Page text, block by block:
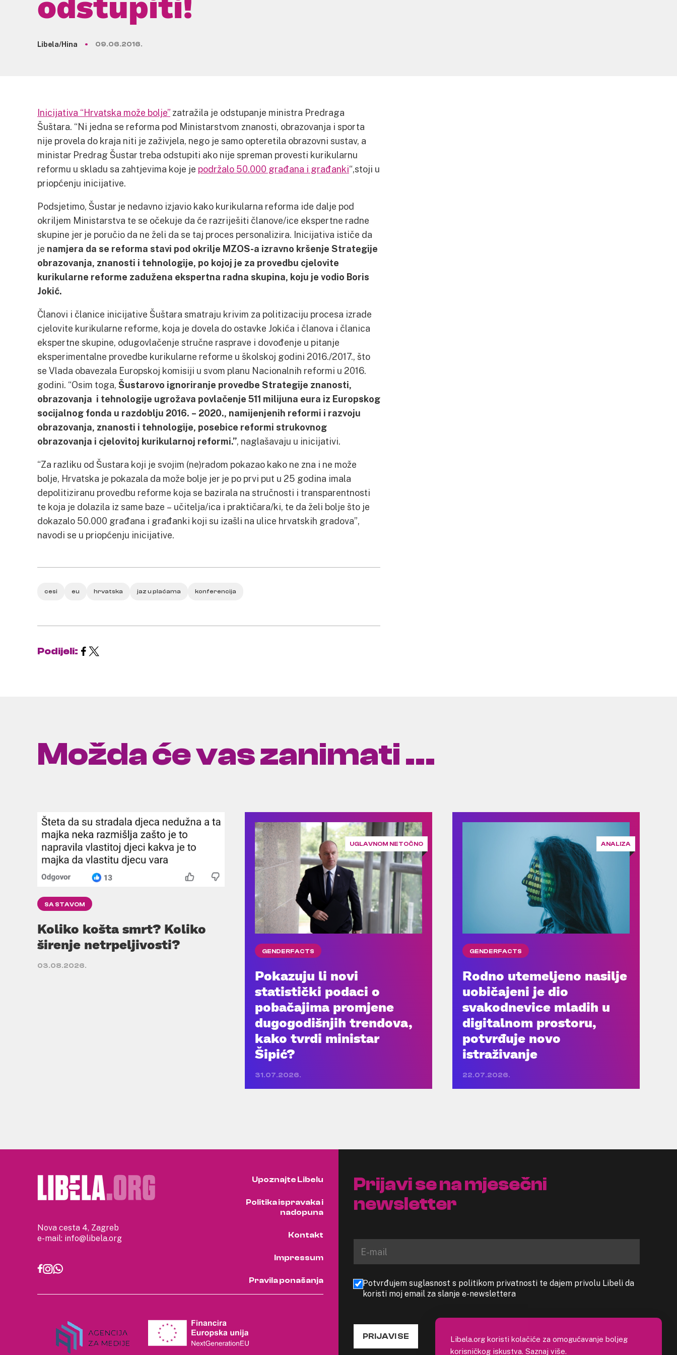
Libela/Hina 09.06.2016.
Inicijativa “Hrvatska može bolje” zatražila je odstupanje ministra Predraga
Šuštara. “Ni jedna se reforma pod Ministarstvom znanosti, obrazovanja i sporta
nije provela do kraja niti je zaživjela, nego je samo opteretila obrazovni sustav, a
ministar Predrag Šustar treba odstupiti ako nije spreman provesti kurikularnu
reformu u skladu sa zahtjevima koje je podržalo 50.000 građana i građanki“,stoji u
priopćenju inicijative.
Podsjetimo, Šustar je nedavno izjavio kako kurikularna reforma ide dalje pod
okriljem Ministarstva te se očekuje da će razriješiti članove/ice ekspertne radne
skupine jer je poručio da ne želi da se taj proces personalizira. Inicijativa ističe da
je namjera da se reforma stavi pod okrilje MZOS-a izravno kršenje Strategije
obrazovanja, znanosti i tehnologije, po kojoj je za provedbu cjelovite
kurikularne reforme zadužena ekspertna radna skupina, koju je vodio Boris
Jokić.
Članovi i članice inicijative Šuštara smatraju krivim za politizaciju procesa izrade
cjelovite kurikularne reforme, koja je dovela do ostavke Jokića i članova i članica
ekspertne skupine, odugovlačenje stručne rasprave i dovođenje u pitanje
eksperimentalne provedbe kurikularne reforme u školskoj godini 2016./2017., što
se Vlada obavezala Europskoj komisiji u svom planu Nacionalnih reformi u 2016.
godini. “Osim toga, Šustarovo ignoriranje provedbe Strategije znanosti,
obrazovanja i tehnologije ugrožava povlačenje 511 milijuna eura iz Europskog
socijalnog fonda u razdoblju 2016. – 2020., namijenjenih reformi i razvoju
obrazovanja, znanosti i tehnologije, posebice reformi strukovnog
obrazovanja i cjelovitoj kurikularnoj reformi.”, naglašavaju u inicijativi.
“Za razliku od Šustara koji je svojim (ne)radom pokazao kako ne zna i ne može
bolje, Hrvatska je pokazala da može bolje jer je po prvi put u 25 godina imala
depolitiziranu provedbu reforme koja se bazirala na stručnosti i transparentnosti
te koja je dolazila iz same baze – učitelja/ica i praktičara/ki, te da želi bolje što je
dokazalo 50.000 građana i građanki koji su izašli na ulice hrvatskih gradova”,
navodi se u priopćenju inicijative.
cesi eu hrvatska jaz u plaćama konferencija
Podijeli:
Možda će vas zanimati ...
SA STAVOM
Koliko košta smrt? Koliko
širenje netrpeljivosti?
03.08.2026.
UGLAVNOM NETOČNO
GENDERFACTS
Pokazuju li novi
statistički podaci o
pobačajima promjene
dugogodišnjih trendova,
kako tvrdi ministar
Šipić?
31.07.2026.
ANALIZA
GENDERFACTS
Rodno utemeljeno nasilje
uobičajeni je dio
svakodnevice mladih u
digitalnom prostoru,
potvrđuje novo
istraživanje
22.07.2026.
Nova cesta 4, Zagreb
e-mail: info@libela.org
Upoznajte Libelu
Politika ispravaka i
nadopuna
Kontakt
Impressum
Pravila ponašanja
Prijavi se na mjesečni
newsletter
Potvrđujem suglasnost s politikom privatnosti te dajem privolu Libeli da
koristi moj email za slanje e-newslettera
PRIJAVI SE
Libela.org koristi kolačiće za omogućavanje boljeg
korisničkog iskustva. Saznaj više.